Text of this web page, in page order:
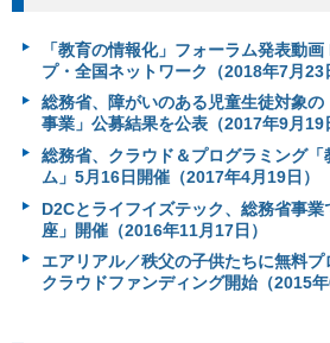
「教育の情報化」フォーラム発表動
プ・全国ネットワーク（2018年7月23
総務省、障がいのある児童生徒対象
事業」公募結果を公表（2017年9月19
総務省、クラウド＆プログラミング
ム」5月16日開催（2017年4月19日）
D2Cとライフイズテック、総務省事
座」開催（2016年11月17日）
エアリアル／秩父の子供たちに無料
クラウドファンディング開始（2015年